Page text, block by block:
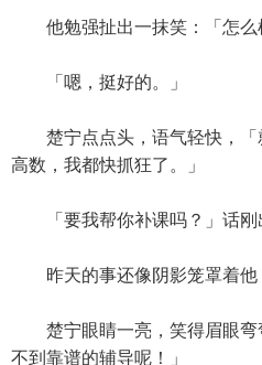
他勉强扯出一抹笑：「怎么
「嗯，挺好的。」
楚宁点点头，语气轻快，「
高数，我都快抓狂了。」
「要我帮你补课吗？」话刚
昨天的事还像阴影笼罩着他
楚宁眼睛一亮，笑得眉眼弯
不到靠谱的辅导呢！」